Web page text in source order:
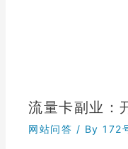
流量卡副业：
网站问答 / By172